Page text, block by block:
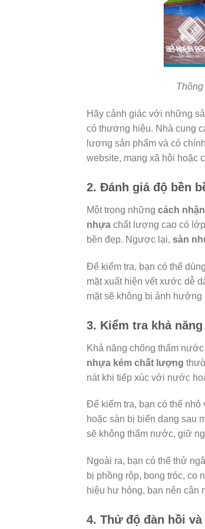
Hãy cảnh giác với những
có thương hiệu. Nhà cung
lượng sản phẩm và có
website, mạng xã hội hoặc
2. Đánh giá độ bền
Một trong những cách
nhựa chất lượng cao có
bền đẹp. Ngược lại, sàn
Để kiểm tra, bạn có thể
mặt xuất hiện vết xước dễ
mặt sẽ không bị ảnh
3. Kiểm tra khả
Khả năng chống thấm
nhựa kém chất lượng
nát khi tiếp xúc với nước
Để kiểm tra, bạn có thể
hoặc sàn bị biến dạng sau
sẽ không thấm nước, giữ
Ngoài ra, bạn có thể thử
bị phồng rộp, bong tróc, co
hiệu hư hỏng, bạn nên cân
4. Thử độ đàn hồi